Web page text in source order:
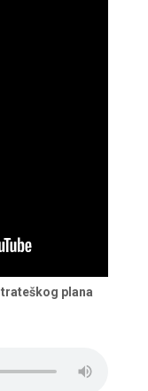
plana